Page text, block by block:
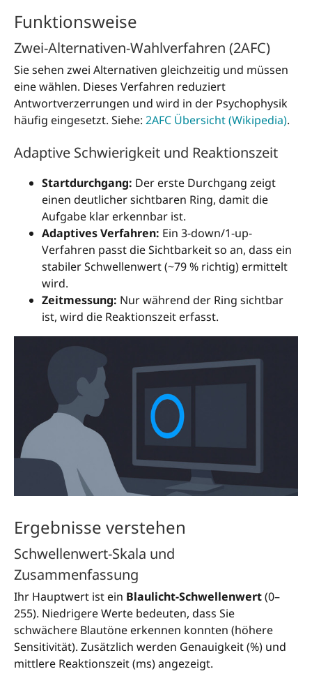
Funktionsweise
Zwei-Alternativen-Wahlverfahren (2AFC)
Sie sehen zwei Alternativen gleichzeitig und müssen
eine wählen. Dieses Verfahren reduziert
Antwortverzerrungen und wird in der Psychophysik
häufig eingesetzt. Siehe: 2AFC Übersicht (Wikipedia).
Adaptive Schwierigkeit und Reaktionszeit
Startdurchgang: Der erste Durchgang zeigt
einen deutlicher sichtbaren Ring, damit die
Aufgabe klar erkennbar ist.
Adaptives Verfahren: Ein 3-down/1-up-
Verfahren passt die Sichtbarkeit so an, dass ein
stabiler Schwellenwert (~79 % richtig) ermittelt
wird.
Zeitmessung: Nur während der Ring sichtbar
ist, wird die Reaktionszeit erfasst.
Ergebnisse verstehen
Schwellenwert-Skala und
Zusammenfassung
Ihr Hauptwert ist ein Blaulicht-Schwellenwert(0–
255). Niedrigere Werte bedeuten, dass Sie
schwächere Blautöne erkennen konnten (höhere
Sensitivität). Zusätzlich werden Genauigkeit (%) und
mittlere Reaktionszeit (ms) angezeigt.